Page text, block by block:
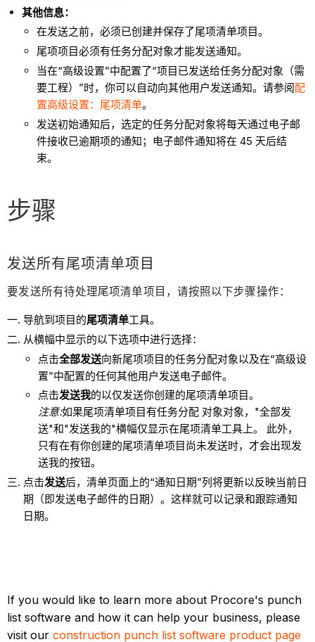
其他信息：
在发送之前，必须已创建并保存了尾项清单项目。
尾项项目必须有任务分配对象才能发送通知。
当在“高级设置”中配置了“项目已发送给任务分配对象（需
要工程）”时，你可以自动向其他用户发送通知。请参阅配
置高级设置：尾项清单。
发送初始通知后，选定的任务分配对象将每天通过电子邮
件接收已逾期项的通知；电子邮件通知将在 45 天后结
束。
步骤
发送所有尾项清单项目
要发送所有待处理尾项清单项目，请按照以下步骤操作：
导航到项目的尾项清单工具。
从横幅中显示的以下选项中进行选择：
点击全部发送向新尾项项目的任务分配对象以及在“高级设
置”中配置的任何其他用户发送电子邮件。
点击发送我的以仅发送你创建的尾项清单项目。
注意:如果尾项清单项目有任务分配 对象对象，"全部发
送"和"发送我的"横幅仅显示在尾项清单工具上。 此外，
只有在有你创建的尾项清单项目尚未发送时，才会出现发
送我的按钮。
点击发送后，清单页面上的“通知日期”列将更新以反映当前日
期（即发送电子邮件的日期）。这样就可以记录和跟踪通知
日期。
If you would like to learn more about Procore's punch
list software and how it can help your business, please
visit ourconstruction punch list software product page